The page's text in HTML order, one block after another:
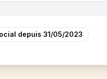
depuis 31/05/2023